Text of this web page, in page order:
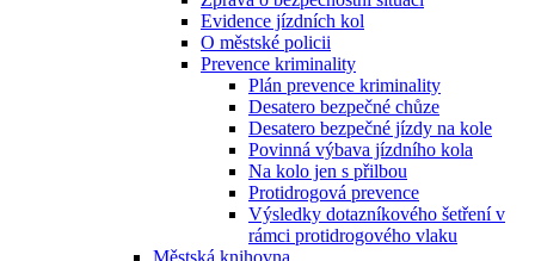
Evidence jízdních kol
O městské policii
Prevence kriminality
Plán prevence kriminality
Desatero bezpečné chůze
Desatero bezpečné jízdy na kole
Povinná výbava jízdního kola
Na kolo jen s přilbou
Protidrogová prevence
Výsledky dotazníkového šetření v
rámci protidrogového vlaku
Městská knihovna